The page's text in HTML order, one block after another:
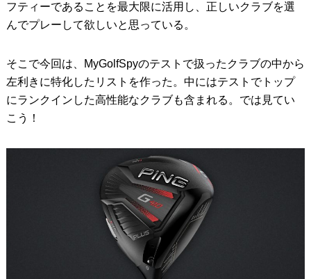
フティーであることを最大限に活用し、正しいクラブを選
んでプレーして欲しいと思っている。
そこで今回は、MyGolfSpyのテストで扱ったクラブの中から
左利きに特化したリストを作った。中にはテストでトップ
にランクインした高性能なクラブも含まれる。では見てい
こう！